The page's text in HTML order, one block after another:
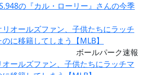
の『カル・ローリー』さんの今季
ボールパーク速報
オールズファン、子供たちにラッチマ